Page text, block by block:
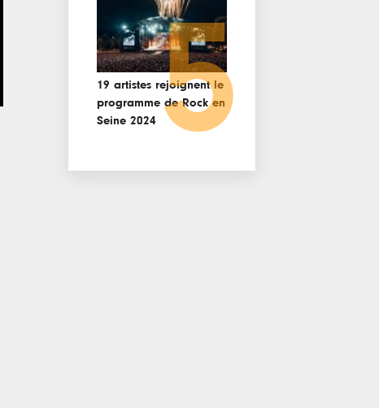
19 artistes rejoignent le
programme de Rock en
Seine 2024 5